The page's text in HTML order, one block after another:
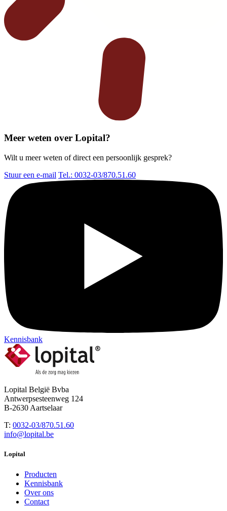
Meer weten over Lopital?
Wilt u meer weten of direct een persoonlijk gesprek?
Stuur een e-mail Tel.: 0032-03/870.51.60
Kennisbank
Lopital België Bvba
Antwerpsesteenweg 124
B-2630 Aartselaar
T: 0032-03/870.51.60
info@lopital.be
Lopital
Producten
Kennisbank
Over ons
Contact